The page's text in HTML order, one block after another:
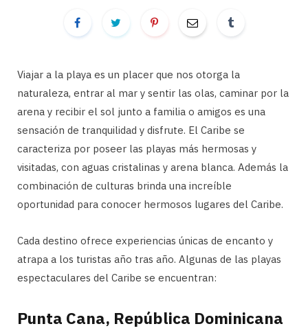
Viajar a la playa es un placer que nos otorga la
naturaleza, entrar al mar y sentir las olas, caminar por la
arena y recibir el sol junto a familia o amigos es una
sensación de tranquilidad y disfrute. El Caribe se
caracteriza por poseer las playas más hermosas y
visitadas, con aguas cristalinas y arena blanca. Además la
combinación de culturas brinda una increíble
oportunidad para conocer hermosos lugares del Caribe.
Cada destino ofrece experiencias únicas de encanto y
atrapa a los turistas año tras año. Algunas de las playas
espectaculares del Caribe se encuentran:
Punta Cana, República Dominicana